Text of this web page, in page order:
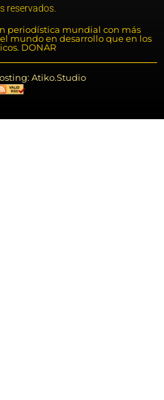
reservados.
periodística mundial con más
mundo en desarrollo que en los
DONAR
Atiko.Studio